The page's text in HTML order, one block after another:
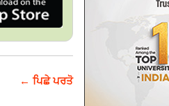
← ਪਿਛੇ ਪਰਤੋ